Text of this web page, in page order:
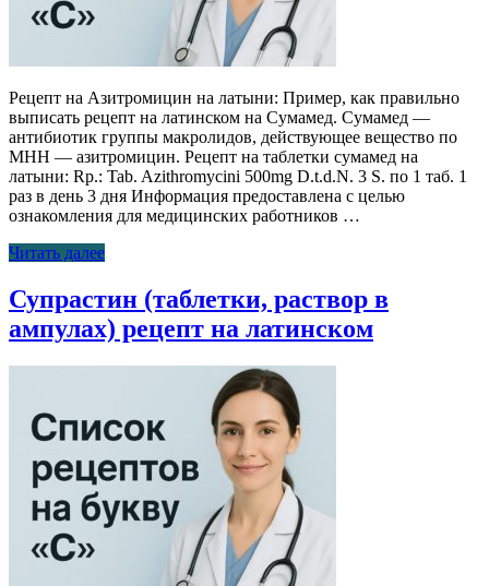
Рецепт на Азитромицин на латыни: Пример, как правильно
выписать рецепт на латинском на Сумамед. Сумамед —
антибиотик группы макролидов, действующее вещество по
МНН — азитромицин. Рецепт на таблетки сумамед на
латыни: Rp.: Tab. Azithromycini 500mg D.t.d.N. 3 S. по 1 таб. 1
раз в день 3 дня Информация предоставлена с целью
ознакомления для медицинских работников …
Читать далее
Супрастин (таблетки, раствор в
ампулах) рецепт на латинском